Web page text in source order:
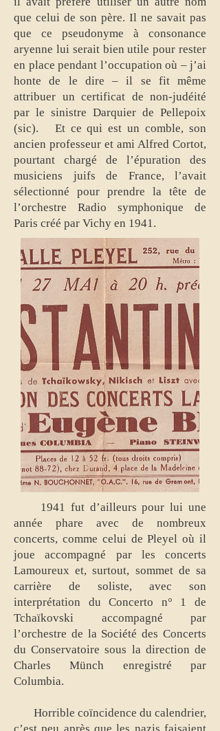
que celui de son père. Il ne savait pas
que ce pseudonyme à consonance
aryenne lui serait bien utile pour rester
en place pendant l’occupation où – j’ai
honte de le dire – il se fit même
attribuer un certificat de non-judéité
par le sinistre Darquier de Pellepoix
(sic). Et ce qui est un comble, son
ancien professeur et ami Alfred Cortot,
pourtant chargé de l’épuration des
musiciens juifs de France, l’avait
sélectionné pour prendre la tête de
l’orchestre Radio symphonique de
Paris créé par Vichy en 1941.
1941 fut d’ailleurs pour lui une
année phare avec de nombreux
concerts, comme celui de Pleyel où il
joue accompagné par les concerts
Lamoureux et, surtout, sommet de sa
carrière de soliste, avec son
interprétation du Concerto n° 1 de
Tchaïkovski accompagné par
l’orchestre de la Société des Concerts
du Conservatoire sous la direction de
Charles Münch enregistré par
Columbia.
Horrible coïncidence du calendrier,